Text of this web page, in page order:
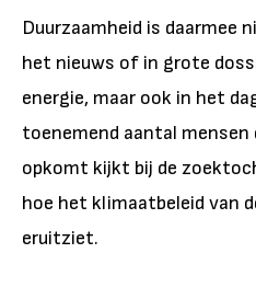
Duurzaamheid is daarmee
het nieuws of in grote
energie, maar ook in het
toenemend aantal mensen
opkomt kijkt bij de
hoe het klimaatbeleid van
eruitziet.